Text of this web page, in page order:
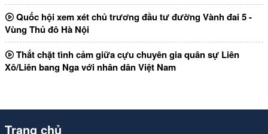
Quốc hội xem xét chủ trương đầu tư đường Vành đai 5 -
Vùng Thủ đô Hà Nội
Thắt chặt tình cảm giữa cựu chuyên gia quân sự Liên
Xô/Liên bang Nga với nhân dân Việt Nam
Trang chủ